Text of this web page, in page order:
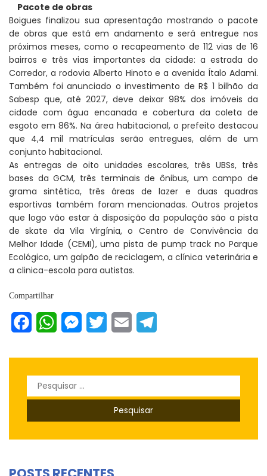
Pacote de obras
Boigues finalizou sua apresentação mostrando o pacote
de obras que está em andamento e será entregue nos
próximos meses, como o recapeamento de 112 vias de 16
bairros e três vias importantes da cidade: a estrada do
Corredor, a rodovia Alberto Hinoto e a avenida Ítalo Adami.
Também foi anunciado o investimento de R$ 1 bilhão da
Sabesp que, até 2027, deve deixar 98% dos imóveis da
cidade com água encanada e cobertura da coleta de
esgoto em 86%. Na área habitacional, o prefeito destacou
que 4,4 mil matrículas serão entregues, além de um
conjunto habitacional.
As entregas de oito unidades escolares, três UBSs, três
bases da GCM, três terminais de ônibus, um campo de
grama sintética, três áreas de lazer e duas quadras
esportivas também foram mencionadas. Outros projetos
que logo vão estar à disposição da população são a pista
de skate da Vila Virgínia, o Centro de Convivência da
Melhor Idade (CEMI), uma pista de pump track no Parque
Ecológico, um galpão de reciclagem, a clínica veterinária e
a clinica-escola para autistas.
Compartilhar
FacebookWhatsAppMessenger
Twitter Email
Pesquisar